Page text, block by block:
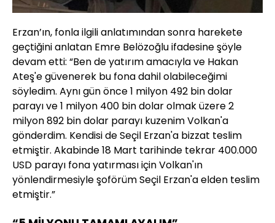
Erzan’ın, fonla ilgili anlatımından sonra harekete
geçtiğini anlatan Emre Belözoğlu ifadesine şöyle
devam etti: “Ben de yatırım amacıyla ve Hakan
Ateş'e güvenerek bu fona dahil olabileceğimi
söyledim. Aynı gün önce 1 milyon 492 bin dolar
parayı ve 1 milyon 400 bin dolar olmak üzere 2
milyon 892 bin dolar parayı kuzenim Volkan'a
gönderdim. Kendisi de Seçil Erzan'a bizzat teslim
etmiştir. Akabinde 18 Mart tarihinde tekrar 400.000
USD parayı fona yatırması için Volkan'ın
yönlendirmesiyle şoförüm Seçil Erzan'a elden teslim
etmiştir.”